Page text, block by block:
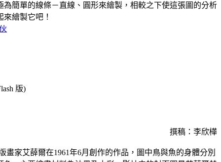
為簡單的線條－直線、圓形來繪製，相較之下使這張圖的分析
繪製它吧！
版)
撰稿：李欣樺
畫家艾薛爾在1961年6月創作的作品，圖中鳥與魚的身體分別